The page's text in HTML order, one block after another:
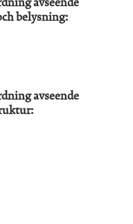
belysning:
avseende